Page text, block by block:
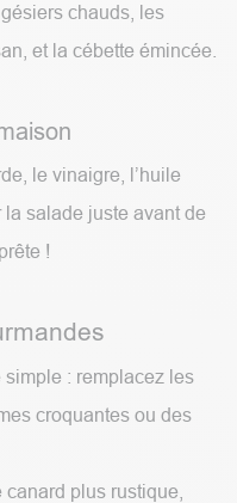
chauds, les
et la cébette émincée.
le vinaigre, l’huile
salade juste avant de
!
simple : remplacez les
croquantes ou des
plus rustique,